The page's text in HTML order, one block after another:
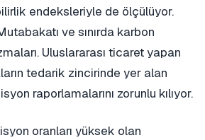
endeksleriyle de ölçülüyor.
ve sınırda karbon
Uluslararası ticaret yapan
tedarik zincirinde yer alan
raporlamalarını zorunlu kılıyor.
oranları yüksek olan